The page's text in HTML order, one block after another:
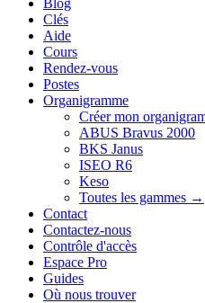
Clés
Aide
Cours
Rendez-vous
Postes
Organigramme
Créer mon
ABUS Bravus 2000
BKS Janus
ISEO R6
Keso
Toutes les gammes →
Contact
Contactez-nous
Contrôle d'accès
Espace Pro
Guides
Où nous trouver